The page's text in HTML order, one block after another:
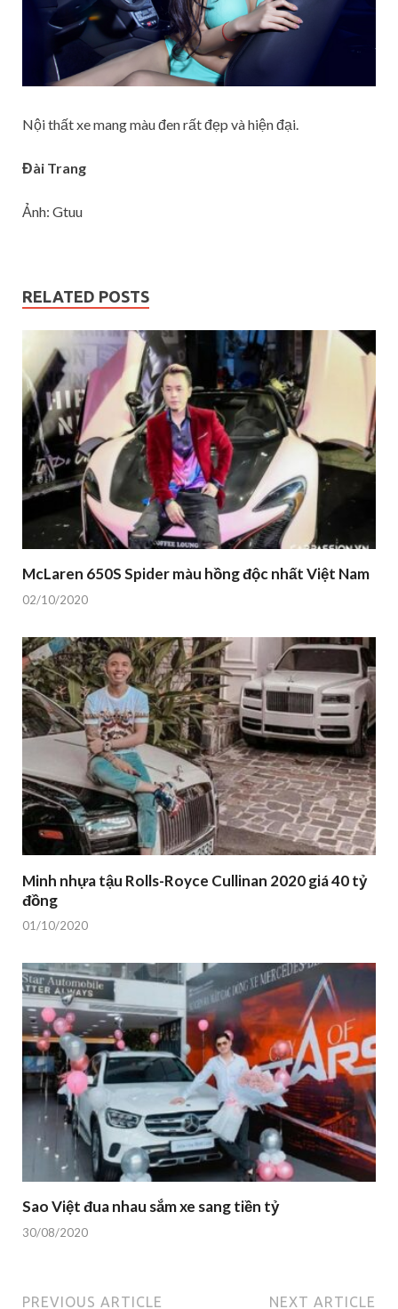
Nội thất xe mang màu đen rất đẹp và hiện đại.
Đài Trang
Ảnh: Gtuu
RELATED POSTS
McLaren 650S Spider màu hồng độc nhất Việt Nam
02/10/2020
Minh nhựa tậu Rolls-Royce Cullinan 2020 giá 40 tỷ
đồng
01/10/2020
Sao Việt đua nhau sắm xe sang tiền tỷ
30/08/2020
PREVIOUS ARTICLE NEXT ARTICLE